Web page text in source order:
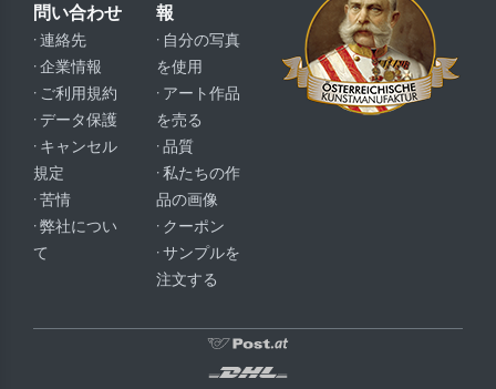
問い合わせ
· 連絡先
· 企業情報
· ご利用規約
· データ保護
· キャンセル
規定
· 苦情
· 弊社につい
て
報
· 自分の写真
を使用
· アート作品
を売る
· 品質
· 私たちの作
品の画像
· クーポン
· サンプルを
注文する